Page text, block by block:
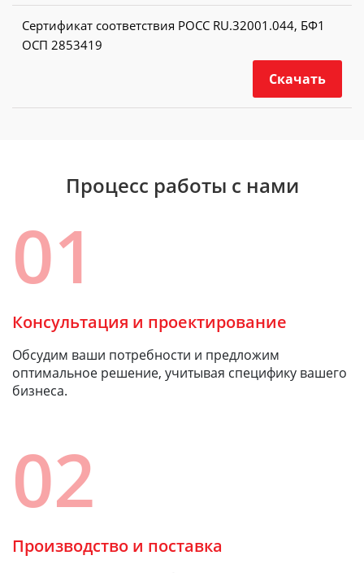
Сертификат соответствия РОСС RU.32001.044, БФ1
ОСП 2853419
Скачать
Процесс работы с нами
01
Консультация и проектирование
Обсудим ваши потребности и предложим
оптимальное решение, учитывая специфику вашего
бизнеса.
02
Производство и поставка